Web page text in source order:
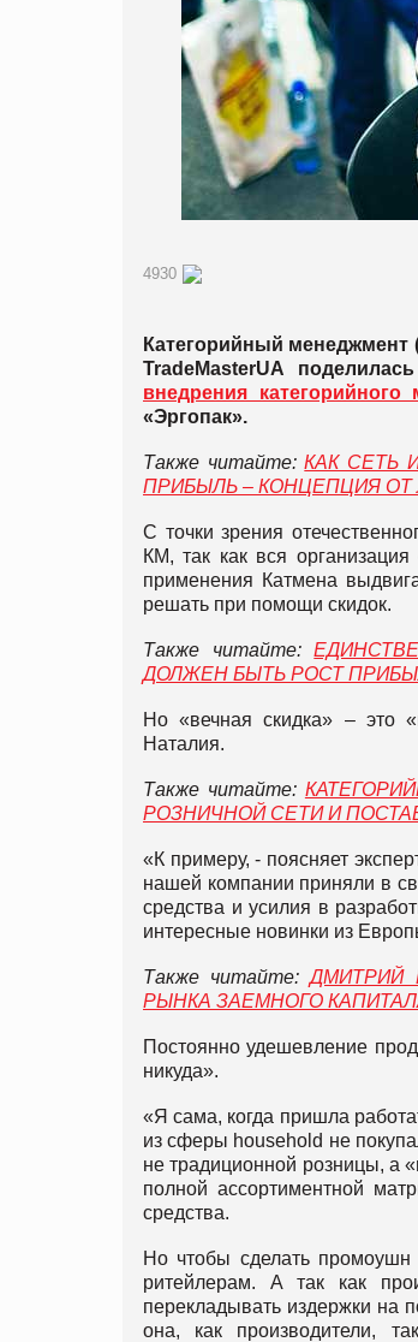
4930
Категорийный менеджмент
TradeMasterUA
внедрения категорийного
«Эргопак».
Также читайте:КАК СЕТЬ
ПРИБЫЛЬ – КОНЦЕПЦИЯ ОТ
С точки зрения
КМ, так как вся
применения Катмена
решать при помощи скидок.
Также читайте:
ДОЛЖЕН БЫТЬ РОСТ
Но «вечная скидка» – это
Наталия.
Также читайте:
РОЗНИЧНОЙ СЕТИ И
«К примеру, - поясняет
нашей компании приняли в
средства и усилия в
интересные новинки из
Также читайте: ДМИТРИЙ
РЫНКА ЗАЕМНОГО
Постоянно удешевление
никуда».
«Я сама, когда пришла
из сферы household не
не традиционной розницы, а
полной ассортиментной
средства.
Но чтобы сделать промоушн
ритейлерам. А так как
перекладывать издержки на
она, как производители,